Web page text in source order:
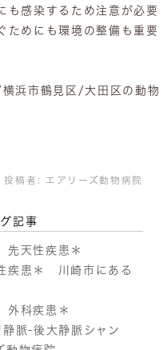
も感染するため注意が必要
ためにも環境の整備も重要
浜市鶴見区/大田区の動物
投稿者: エアリーズ動物病院
記事
天性疾患＊
疾患＊ 川崎市にある
科疾患＊
脈-後大静脈シャン